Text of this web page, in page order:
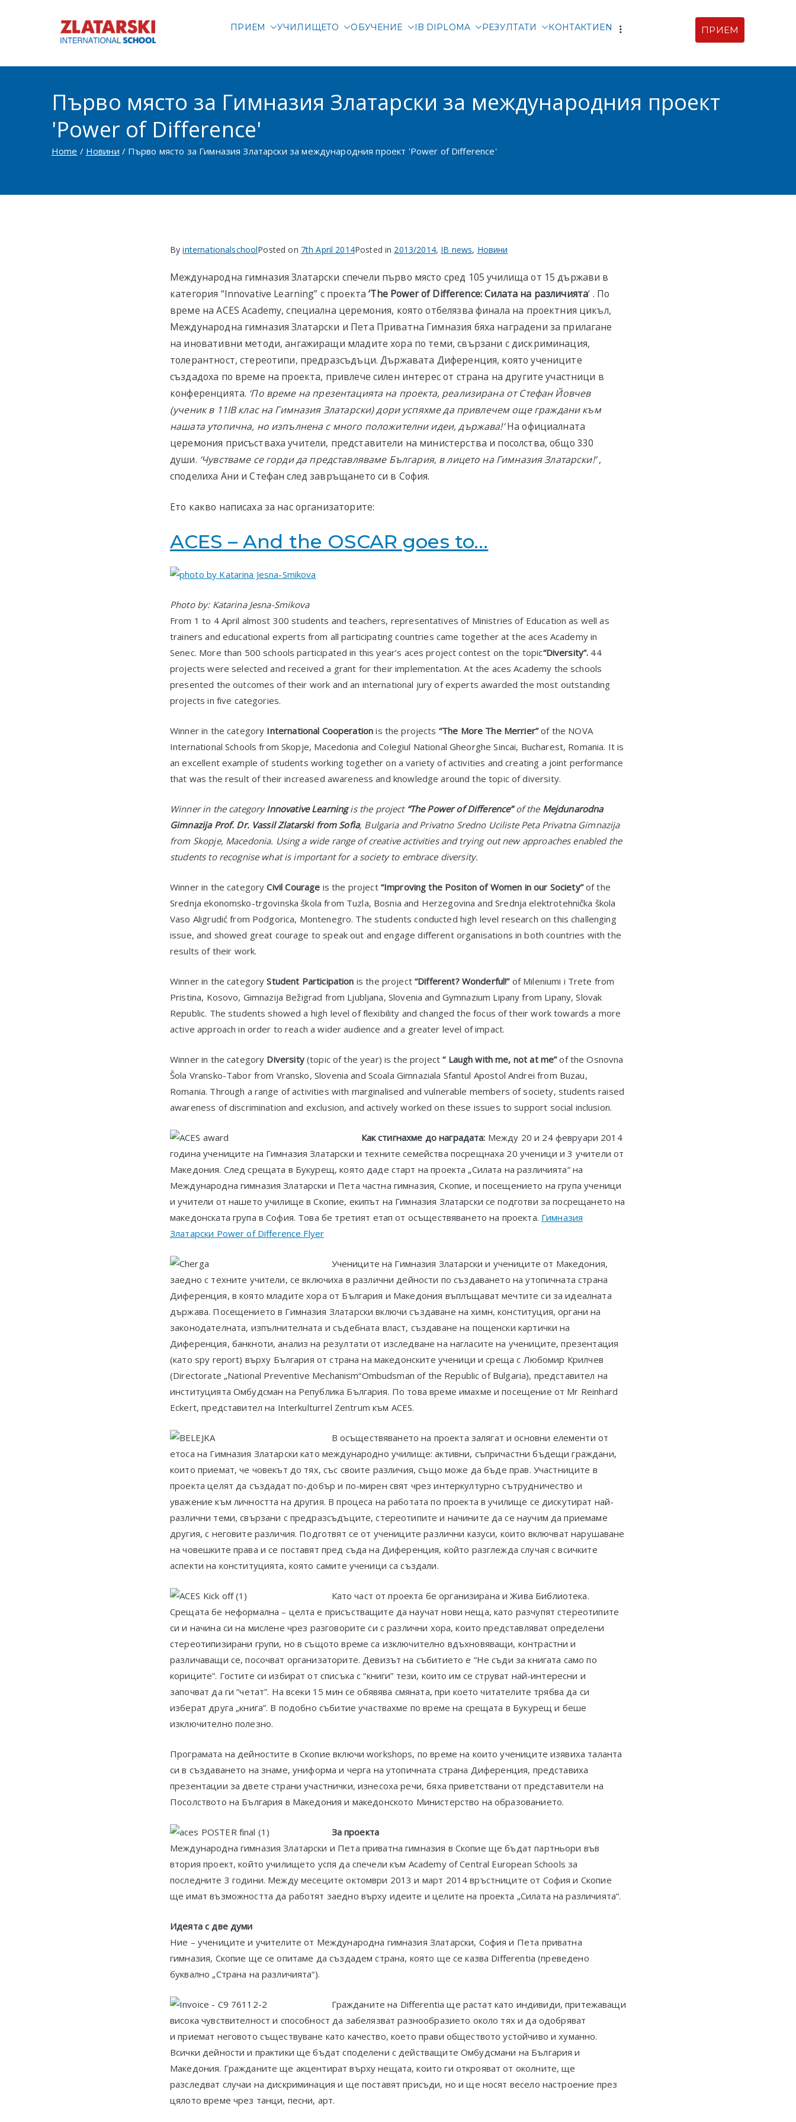
Международно училище в София
ПРИЕМ УЧИЛИЩЕТО ОБУЧЕНИЕ IB DIPLOMA РЕЗУЛТАТИ КОНТАКТИEN ПРИЕМ
Първо място за Гимназия Златарски за международния проект
'Power of Difference'
Home Новини Първо място за Гимназия Златарски за международния проект 'Power of Difference'
ByinternationalschoolPosted on 7th April 2014Posted in 2013/2014, IB news, Новини
Международна гимназия Златарски спечели първо място сред 105 училища от 15 държави в
категория “Innovative Learning” с проекта‘The Power of Difference: Силата на различията‘ . По
време на ACES Academy, специална церемония, която отбелязва финала на проектния цикъл,
Международна гимназия Златарски и Пета Приватна Гимназия бяха наградени за прилагане
на иновативни методи, ангажиращи младите хора по теми, свързани с дискриминация,
толерантност, стереотипи, предразсъдъци. Държавата Диференция, която учениците
създадоха по време на проекта, привлече силен интерес от страна на другите участници в
конференцията. ‘По време на презентацията на проекта, реализирана от Стефан Йовчев
(ученик в 11IB клас на Гимназия Златарски) дори успяхме да привлечем още граждани към
нашата утопична, но изпълнена с много положителни идеи, държава!’На официалната
церемония присъстваха учители, представители на министерства и посолства, общо 330
души. ‘Чувстваме се горди да представляваме България, в лицето на Гимназия Златарски!’,
споделиха Ани и Стефан след завръщането си в София.
Ето какво написаха за нас организаторите:
ACES – And the OSCAR goes to…
Photo by: Katarina Jesna-Smikova
From 1 to 4 April almost 300 students and teachers, representatives of Ministries of Education as well as
trainers and educational experts from all participating countries came together at the aces Academy in
Senec. More than 500 schools participated in this year’s aces project contest on the topic“Diversity”. 44
projects were selected and received a grant for their implementation. At the aces Academy the schools
presented the outcomes of their work and an international jury of experts awarded the most outstanding
projects in five categories.
Winner in the category International Cooperation is the projects “The More The Merrier”of the NOVA
International Schools from Skopje, Macedonia and Colegiul National Gheorghe Sincai, Bucharest, Romania. It is
an excellent example of students working together on a variety of activities and creating a joint performance
that was the result of their increased awareness and knowledge around the topic of diversity.
Winner in the categoryInnovative Learningis the project“The Power of Difference”of the Mejdunarodna
Gimnazija Prof. Dr. Vassil Zlatarski from Sofia, Bulgaria and Privatno Sredno Uciliste Peta Privatna Gimnazija
from Skopje, Macedonia. Using a wide range of creative activities and trying out new approaches enabled the
students to recognise what is important for a society to embrace diversity.
Winner in the categoryCivil Courage is the project“Improving the Positon of Women in our Society”of the
Srednja ekonomsko-trgovinska škola from Tuzla, Bosnia and Herzegovina and Srednja elektrotehnička škola
Vaso Aligrudić from Podgorica, Montenegro. The students conducted high level research on this challenging
issue, and showed great courage to speak out and engage different organisations in both countries with the
results of their work.
Winner in the categoryStudent Participation is the project“Different? Wonderful!”of Mileniumi i Trete from
Pristina, Kosovo, Gimnazija Bežigrad from Ljubljana, Slovenia and Gymnazium Lipany from Lipany, Slovak
Republic. The students showed a high level of flexibility and changed the focus of their work towards a more
active approach in order to reach a wider audience and a greater level of impact.
Winner in the category Diversity(topic of the year) is the project“ Laugh with me, not at me”of the Osnovna
Šola Vransko-Tabor from Vransko, Slovenia and Scoala Gimnaziala Sfantul Apostol Andrei from Buzau,
Romania. Through a range of activities with marginalised and vulnerable members of society, students raised
awareness of discrimination and exclusion, and actively worked on these issues to support social inclusion.
Как стигнахме до наградата: Между 20 и 24 февруари 2014
година учениците на Гимназия Златарски и техните семейства посрещнаха 20 ученици и 3 учители от
Македония. След срещата в Букурещ, която даде старт на проекта „Силата на различията“ на
Международна гимназия Златарски и Пета частна гимназия, Скопие, и посещението на група ученици
и учители от нашето училище в Скопие, екипът на Гимназия Златарски се подготви за посрещането на
македонската група в София. Това бе третият етап от осъществяването на проекта. Гимназия
Златарски Power of Difference Flyer
Учениците на Гимназия Златарски и учениците от Македония,
заедно с техните учители, се включиха в различни дейности по създаването на утопичната страна
Диференция, в която младите хора от България и Македония въплъщават мечтите си за идеалната
държава. Посещението в Гимназия Златарски включи създаване на химн, конституция, органи на
законодателната, изпълнителната и съдебната власт, създаване на пощенски картички на
Диференция, банкноти, анализ на резултати от изследване на нагласите на учениците, презентация
(като spy report) върху България от страна на македонските ученици и среща с Любомир Крилчев
(Directorate „National Preventive Mechanism“Ombudsman of the Republic of Bulgaria), представител на
институцията Омбудсман на Република България. По това време имахме и посещение от Mr Reinhard
Eckert, представител на Interkulturrel Zentrum към ACES.
В осъществяването на проекта залягат и основни елементи от
етоса на Гимназия Златарски като международно училище: активни, съпричастни бъдещи граждани,
които приемат, че човекът до тях, със своите различия, също може да бъде прав. Участниците в
проекта целят да създадат по-добър и по-мирен свят чрез интеркултурно сътрудничество и
уважение към личността на другия. В процеса на работата по проекта в училище се дискутират най-
различни теми, свързани с предразсъдъците, стереотипите и начините да се научим да приемаме
другия, с неговите различия. Подготвят се от учениците различни казуси, които включват нарушаване
на човешките права и се поставят пред съда на Диференция, който разглежда случая с всичките
аспекти на конституцията, която самите ученици са създали.
Като част от проекта бе организирана и Жива Библиотека.
Срещата бе неформална – целта е присъстващите да научат нови неща, като разчупят стереотипите
си и начина си на мислене чрез разговорите си с различни хора, които представляват определени
стереотипизирани групи, но в същото време са изключително вдъхновяващи, контрастни и
различаващи се, посочват организаторите. Девизът на събитието е “Не съди за книгата само по
кориците”. Гостите си избират от списъка с “книги” тези, които им се струват най-интересни и
започват да ги “четат”. На всеки 15 мин се обявява смяната, при което читателите трябва да си
изберат друга „книга”. В подобно събитие участвахме по време на срещата в Букурещ и беше
изключително полезно.
Програмата на дейностите в Скопие включи workshops, по време на които учениците изявиха таланта
си в създаването на знаме, униформа и черга на утопичната страна Диференция, представиха
презентации за двете страни участнички, изнесоха речи, бяха приветствани от представители на
Посолството на България в Македония и македонското Министерство на образованието.
За проекта
Международна гимназия Златарски и Пета приватна гимназия в Скопие ще бъдат партньори във
втория проект, който училището успя да спечели към Academy of Central European Schools за
последните 3 години. Между месеците октомври 2013 и март 2014 връстниците от София и Скопие
ще имат възможността да работят заедно върху идеите и целите на проекта „Силата на различията“.
Идеята с две думи
Ние – учениците и учителите от Международна гимназия Златарски, София и Пета приватна
гимназия, Скопие ще се опитаме да създадем страна, която ще се казва Differentia (преведено
буквално „Страна на различията“).
Гражданите на Differentia ще растат като индивиди, притежаващи
висока чувствителност и способност да забелязват разнообразието около тях и да одобряват
и приемат неговото съществуване като качество, което прави обществото устойчиво и хуманно.
Всички дейности и практики ще бъдат споделени с действащите Омбудсмани на България и
Македония. Гражданите ще акцентират върху нещата, които ги открояват от околните, ще
разследват случаи на дискриминация и ще поставят присъди, но и ще носят весело настроение през
цялото време чрез танци, песни, арт.